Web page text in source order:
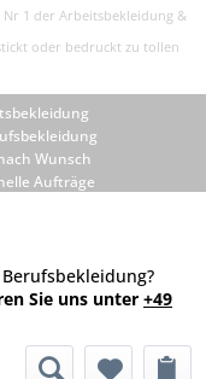
1 der Arbeitsbekleidung &
oder bedruckt zu tollen
Wunsch
Aufträge
Sie uns unter +49